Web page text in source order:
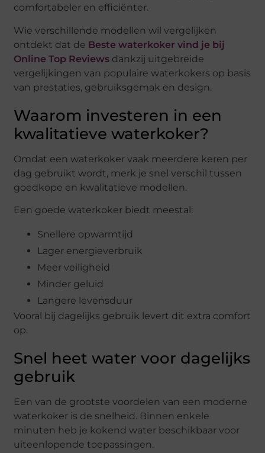
comfortabeler en efficiënter.
Wie verschillende modellen wil vergelijken
ontdekt dat de Beste waterkoker vind je bij
Online Top Reviews dankzij uitgebreide
vergelijkingen van populaire waterkokers op basis
van prestaties, gebruiksgemak en design.
Waarom investeren in een
kwalitatieve waterkoker?
Omdat een waterkoker vaak meerdere keren per
dag gebruikt wordt, merk je snel verschil tussen
goedkope en kwalitatieve modellen.
Een goede waterkoker biedt meestal:
Snellere opwarmtijd
Lager energieverbruik
Meer veiligheid
Minder geluid
Langere levensduur
Vooral bij dagelijks gebruik levert dit extra comfort
op.
Snel heet water voor dagelijks
gebruik
Een van de grootste voordelen van een moderne
waterkoker is de snelheid. Binnen enkele
minuten heb je kokend water beschikbaar voor
uiteenlopende toepassingen.